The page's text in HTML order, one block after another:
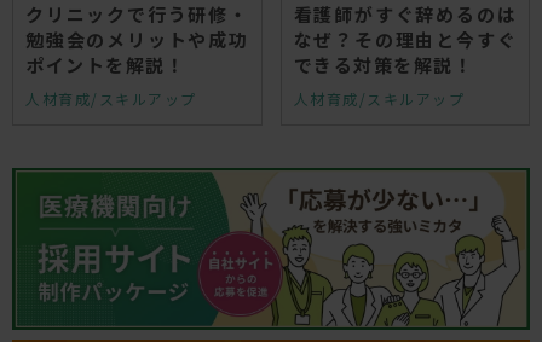
クリニックで行う研修・
勉強会のメリットや成功
ポイントを解説！
人材育成/スキルアップ
看護師がすぐ辞めるのは
なぜ？その理由と今すぐ
できる対策を解説！
人材育成/スキルアップ